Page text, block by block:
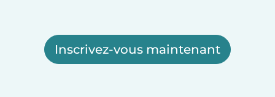
Inscrivez-vous maintenant